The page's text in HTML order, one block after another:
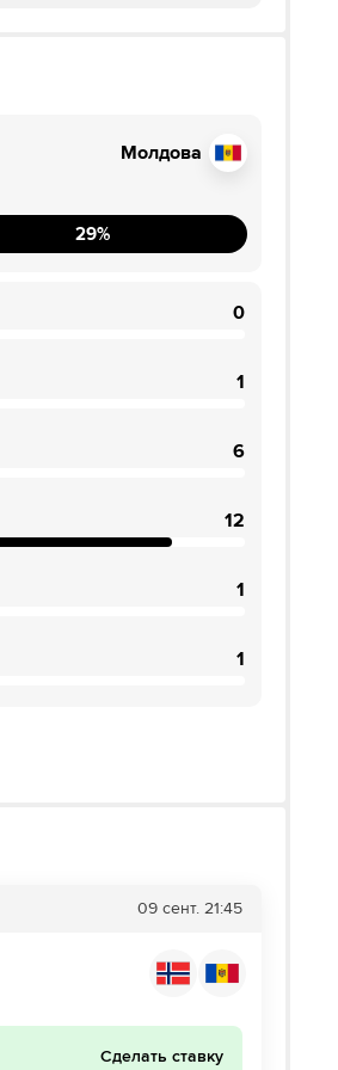
Молдова
29%
0
1
6
12
1
1
09 сент. 21:45
Сделать ставку